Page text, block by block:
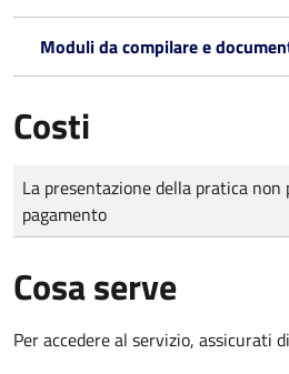
Moduli da compilare e
Costi
Tipo di pagamento
Importo
La presentazione della pratica non
pagamento
Cosa serve
Per accedere al servizio, assicurati